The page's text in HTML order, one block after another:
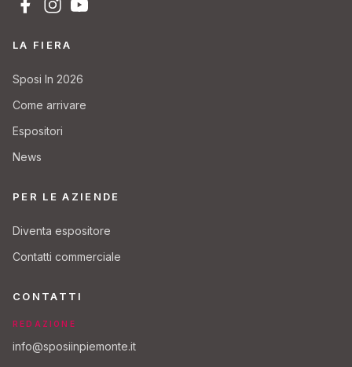
LA FIERA
Sposi In 2026
Come arrivare
Espositori
News
PER LE AZIENDE
Diventa espositore
Contatti commerciale
CONTATTI
REDAZIONE
info@sposiinpiemonte.it